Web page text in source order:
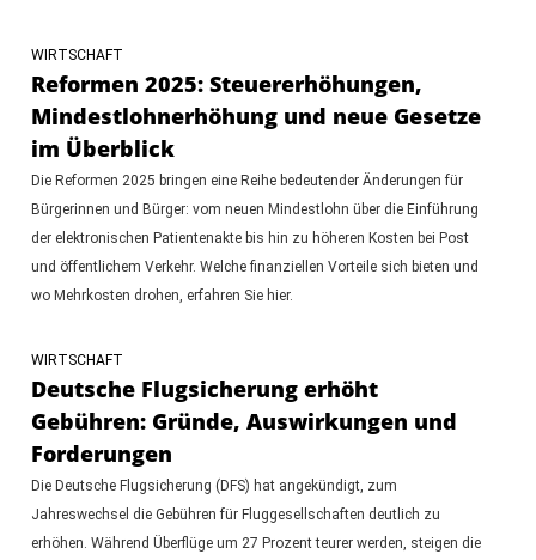
WIRTSCHAFT
Reformen 2025: Steuererhöhungen,
Mindestlohnerhöhung und neue Gesetze
im Überblick
Die Reformen 2025 bringen eine Reihe bedeutender Änderungen für
Bürgerinnen und Bürger: vom neuen Mindestlohn über die Einführung
der elektronischen Patientenakte bis hin zu höheren Kosten bei Post
und öffentlichem Verkehr. Welche finanziellen Vorteile sich bieten und
wo Mehrkosten drohen, erfahren Sie hier.
WIRTSCHAFT
Deutsche Flugsicherung erhöht
Gebühren: Gründe, Auswirkungen und
Forderungen
Die Deutsche Flugsicherung (DFS) hat angekündigt, zum
Jahreswechsel die Gebühren für Fluggesellschaften deutlich zu
erhöhen. Während Überflüge um 27 Prozent teurer werden, steigen die